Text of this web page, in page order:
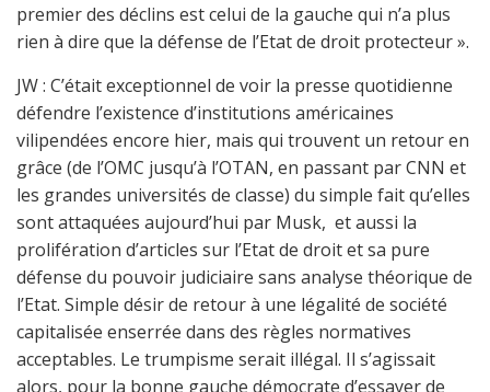
premier des déclins est celui de la gauche qui n’a plus
rien à dire que la défense de l’Etat de droit protecteur ».
JW : C’était exceptionnel de voir la presse quotidienne
défendre l’existence d’institutions américaines
vilipendées encore hier, mais qui trouvent un retour en
grâce (de l’OMC jusqu’à l’OTAN, en passant par CNN et
les grandes universités de classe) du simple fait qu’elles
sont attaquées aujourd’hui par Musk, et aussi la
prolifération d’articles sur l’Etat de droit et sa pure
défense du pouvoir judiciaire sans analyse théorique de
l’Etat. Simple désir de retour à une légalité de société
capitalisée enserrée dans des règles normatives
acceptables. Le trumpisme serait illégal. Il s’agissait
alors, pour la bonne gauche démocrate d’essayer de